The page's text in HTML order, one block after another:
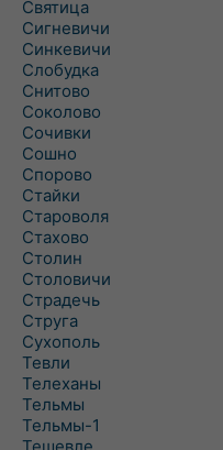
Святица
Сигневичи
Синкевичи
Слобудка
Снитово
Соколово
Сочивки
Сошно
Спорово
Стайки
Староволя
Стахово
Столин
Столовичи
Страдечь
Струга
Сухополь
Тевли
Телеханы
Тельмы
Тельмы-1